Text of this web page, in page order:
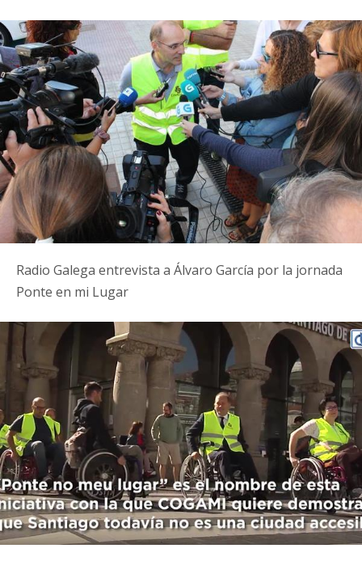
Radio Galega entrevista a Álvaro García por la jornada
Ponte en mi Lugar